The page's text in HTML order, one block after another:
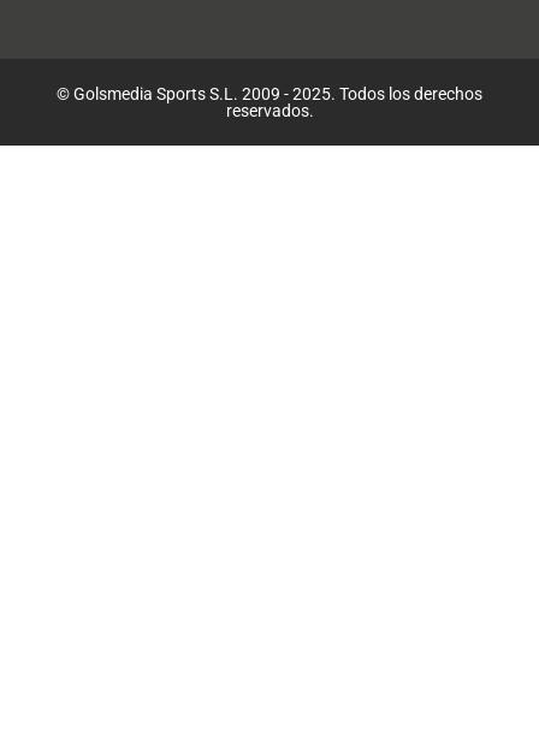
© Golsmedia Sports S.L. 2009 - 2025. Todos los derechos
reservados.